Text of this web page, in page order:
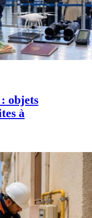
objets
à